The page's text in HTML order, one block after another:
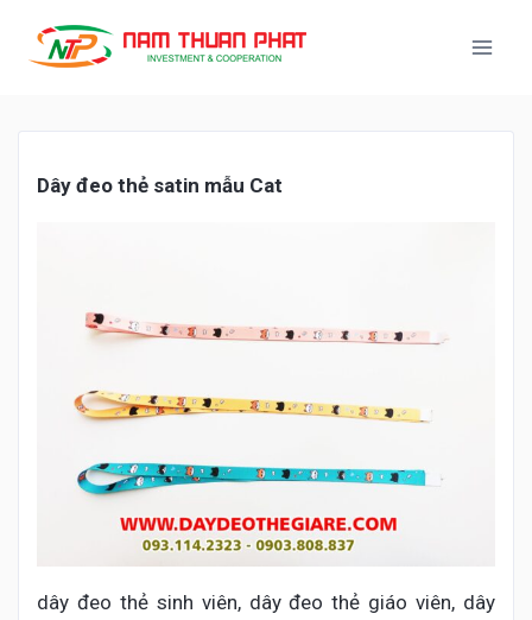
Dây đeo thẻ satin mẫu Cat
dây đeo thẻ sinh viên, dây đeo thẻ giáo viên, dây